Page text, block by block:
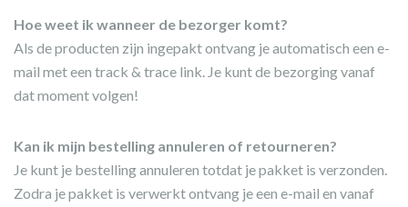
Hoe weet ik wanneer de bezorger komt?
Als de producten zijn ingepakt ontvang je automatisch een e-
mail met een track & trace link. Je kunt de bezorging vanaf
dat moment volgen!
Kan ik mijn bestelling annuleren of retourneren?
Je kunt je bestelling annuleren totdat je pakket is verzonden.
Zodra je pakket is verwerkt ontvang je een e-mail en vanaf